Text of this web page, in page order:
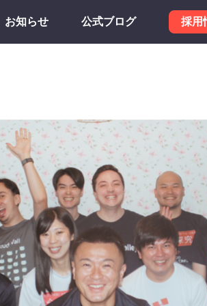
お知らせ 公式ブログ 採用